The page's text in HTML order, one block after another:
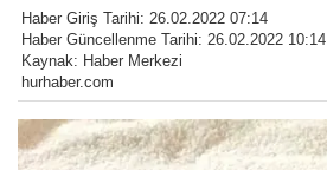
Haber Giriş Tarihi: 26.02.2022 07:14
Haber Güncellenme Tarihi: 26.02.2022 10:14
Kaynak: Haber Merkezi
hurhaber.com